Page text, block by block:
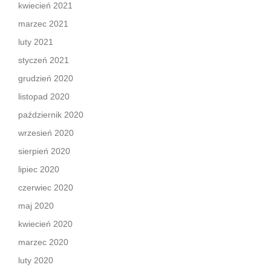
kwiecień 2021
marzec 2021
luty 2021
styczeń 2021
grudzień 2020
listopad 2020
październik 2020
wrzesień 2020
sierpień 2020
lipiec 2020
czerwiec 2020
maj 2020
kwiecień 2020
marzec 2020
luty 2020